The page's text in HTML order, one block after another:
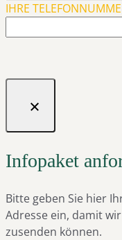
IHRE
Infopaket
Bitte geben Sie hier
Adresse ein, damit
zusenden können.